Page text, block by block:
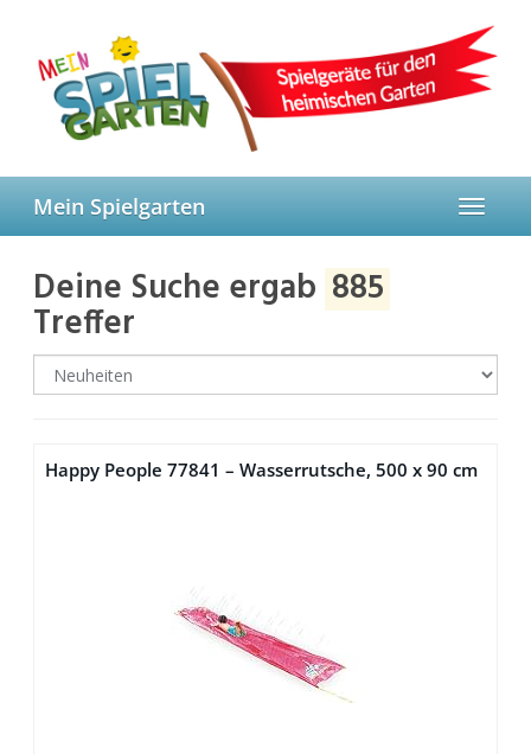
content
Toggle
Mein Spielgarten
Deine Suche ergab 885
Treffer
Happy People 77841 – Wasserrutsche, 500 x 90 cm